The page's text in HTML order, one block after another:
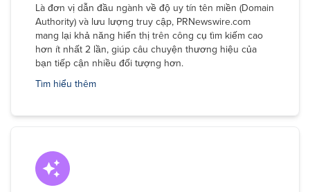
Là đơn vị dẫn đầu ngành về độ uy tín tên miền (Domain
Authority) và lưu lượng truy cập, PRNewswire.com
mang lại khả năng hiển thị trên công cụ tìm kiếm cao
hơn ít nhất 2 lần, giúp câu chuyện thương hiệu của
bạn tiếp cận nhiều đối tượng hơn.
Tìm hiểu thêm